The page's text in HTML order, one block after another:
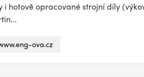
hotově opracované strojní díly
ova.cz